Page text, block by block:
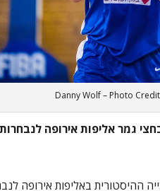
Danny Wolf – Photo
גמר אליפות אירופה
ההיסטורית באליפות אירופה